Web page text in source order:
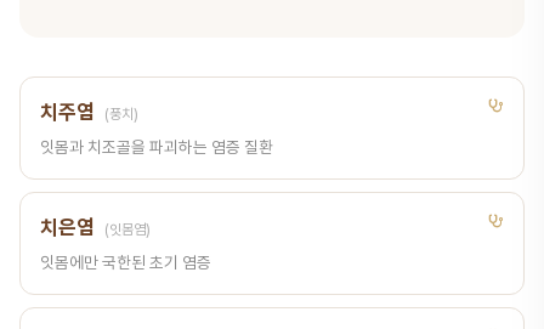
치주염 (풍치)
잇몸과 치조골을 파괴하는 염증 질환
치은염 (잇몸염)
잇몸에만 국한된 초기 염증